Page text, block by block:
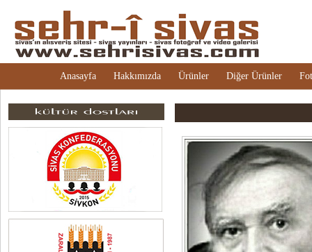
Anasayfa Hakkımızda Ürünler Diğer Ürünler